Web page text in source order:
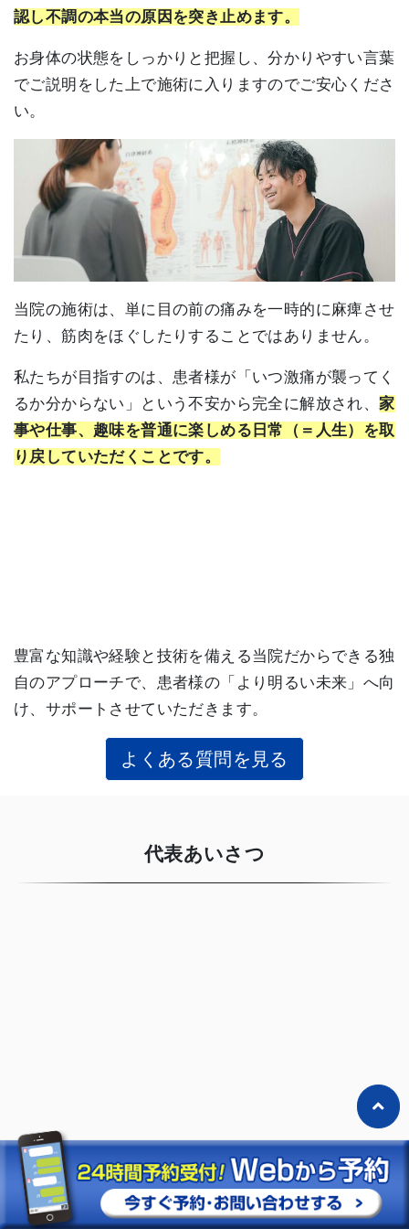
認し不調の本当の原因を突き止めます。
お身体の状態をしっかりと把握し、分かりやすい言葉
でご説明をした上で施術に入りますのでご安心くださ
い。
当院の施術は、単に目の前の痛みを一時的に麻痺させ
たり、筋肉をほぐしたりすることではありません。
私たちが目指すのは、患者様が「いつ激痛が襲ってく
るか分からない」という不安から完全に解放され、家
事や仕事、趣味を普通に楽しめる日常（＝人生）を取
り戻していただくことです。
豊富な知識や経験と技術を備える当院だからできる独
自のアプローチで、患者様の「より明るい未来」へ向
け、サポートさせていただきます。
よくある質問を見る
代表あいさつ
「清須みくる整骨院・整体院」
代表：松原 裕紀